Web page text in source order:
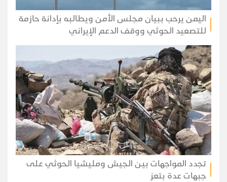
اليمن يرحب ببيان مجلس الأمن ويطالبه بإدانة حازمة
للتصعيد الحوثي ووقف الدعم الإيراني
تجدد المواجهات بين الجيش ومليشيا الحوثي على
جبهات عدة بتعز